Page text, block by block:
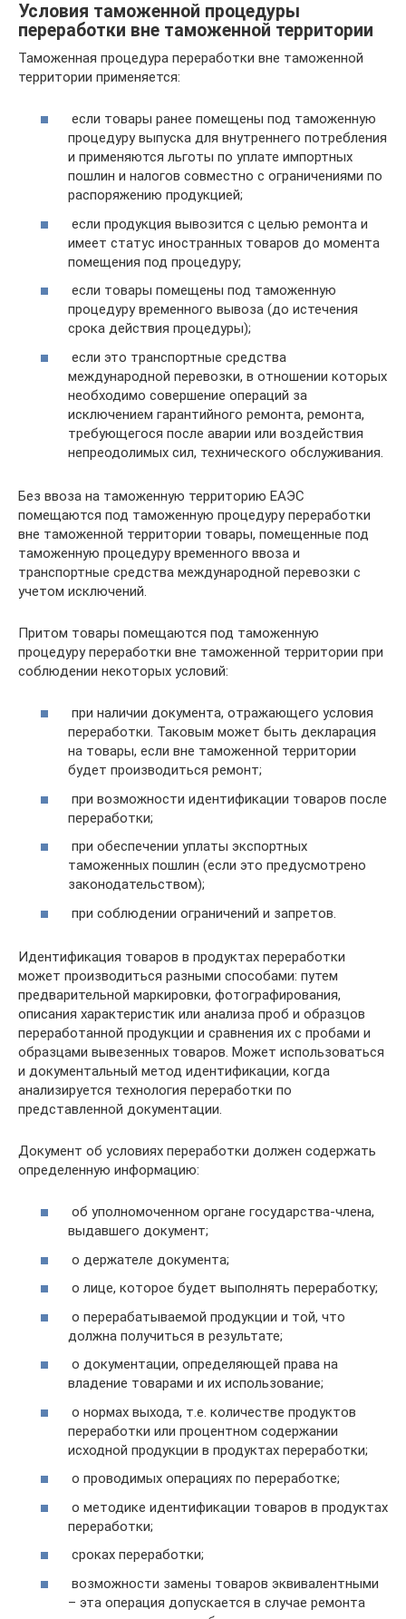
Условия таможенной процедуры
переработки вне таможенной территории
Таможенная процедура переработки вне таможенной
территории применяется:
если товары ранее помещены под таможенную
процедуру выпуска для внутреннего потребления
и применяются льготы по уплате импортных
пошлин и налогов совместно с ограничениями по
распоряжению продукцией;
если продукция вывозится с целью ремонта и
имеет статус иностранных товаров до момента
помещения под процедуру;
если товары помещены под таможенную
процедуру временного вывоза (до истечения
срока действия процедуры);
если это транспортные средства
международной перевозки, в отношении которых
необходимо совершение операций за
исключением гарантийного ремонта, ремонта,
требующегося после аварии или воздействия
непреодолимых сил, технического обслуживания.
Без ввоза на таможенную территорию ЕАЭС
помещаются под таможенную процедуру переработки
вне таможенной территории товары, помещенные под
таможенную процедуру временного ввоза и
транспортные средства международной перевозки с
учетом исключений.
Притом товары помещаются под таможенную
процедуру переработки вне таможенной территории при
соблюдении некоторых условий:
при наличии документа, отражающего условия
переработки. Таковым может быть декларация
на товары, если вне таможенной территории
будет производиться ремонт;
при возможности идентификации товаров после
переработки;
при обеспечении уплаты экспортных
таможенных пошлин (если это предусмотрено
законодательством);
при соблюдении ограничений и запретов.
Идентификация товаров в продуктах переработки
может производиться разными способами: путем
предварительной маркировки, фотографирования,
описания характеристик или анализа проб и образцов
переработанной продукции и сравнения их с пробами и
образцами вывезенных товаров. Может использоваться
и документальный метод идентификации, когда
анализируется технология переработки по
представленной документации.
Документ об условиях переработки должен содержать
определенную информацию:
об уполномоченном органе государства-члена,
выдавшего документ;
о держателе документа;
о лице, которое будет выполнять переработку;
о перерабатываемой продукции и той, что
должна получиться в результате;
о документации, определяющей права на
владение товарами и их использование;
о нормах выхода, т.е. количестве продуктов
переработки или процентном содержании
исходной продукции в продуктах переработки;
о проводимых операциях по переработке;
о методике идентификации товаров в продуктах
переработки;
сроках переработки;
возможности замены товаров эквивалентными
– эта операция допускается в случае ремонта